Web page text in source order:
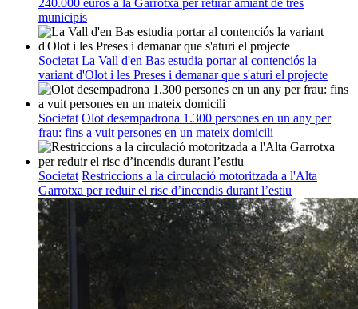
240.000 euros a la Garrotxa per retirar amiant de tres
municipis
Societat La Vall d'en Bas estudia portar al contenciós la
variant d'Olot i les Preses i demanar que s'aturi el projecte
Societat Olot desempadrona 1.300 persones en un any per
frau: fins a vuit persones en un mateix domicili
Societat Restriccions a la circulació motoritzada a l'Alta
Garrotxa per reduir el risc d’incendis durant l’estiu